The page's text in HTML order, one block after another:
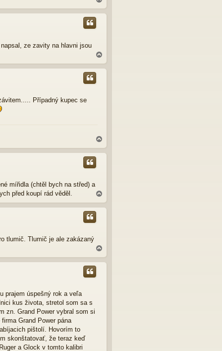
a
h
ze zavity na hlavni jsou
a
h
Případný kupec se
a
h
mířidla (chtěl bych na střed) a
před koupí rád věděl.
a
h
tlumič. Tlumič je ale zakázaný
a
h
prajem úspešný rok a veľa
kus života, stretol som sa s
zn. Grand Power vybral som si
Grand Power pána
pištolí. Hovorím to
skonštatovať, že teraz keď
a Glock v tomto kalibri